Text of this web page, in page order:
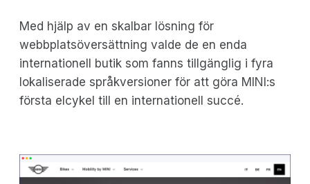
Med hjälp av en skalbar lösning för
webbplatsöversättning valde de en enda
internationell butik som fanns tillgänglig i fyra
lokaliserade språkversioner för att göra MINI:s
första elcykel till en internationell succé.